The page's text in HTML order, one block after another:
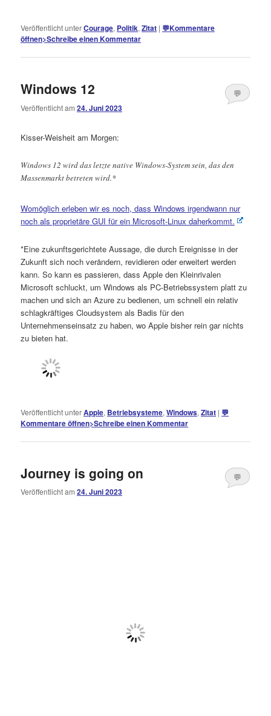
Veröffentlicht unterCourage, Politik,Zitat | 💬Kommentare
öffnen>Schreibe einen Kommentar
Windows 12
Veröffentlicht am24. Juni 2023
💬
Kisser-Weisheit am Morgen:
Windows 12 wird das letzte native Windows-System sein, das den
Massenmarkt betreten wird.*
Womöglich erleben wir es noch, dass Windows irgendwann nur
noch als proprietäre GUI für ein Microsoft-Linux daherkommt.
*Eine zukunftsgerichtete Aussage, die durch Ereignisse in der
Zukunft sich noch verändern, revidieren oder erweitert werden
kann. So kann es passieren, dass Apple den Kleinrivalen
Microsoft schluckt, um Windows als PC-Betriebssystem platt zu
machen und sich an Azure zu bedienen, um schnell ein relativ
schlagkräftiges Cloudsystem als Badis für den
Unternehmenseinsatz zu haben, wo Apple bisher rein gar nichts
zu bieten hat.
Veröffentlicht unterApple, Betriebsysteme,Windows,Zitat | 💬
Kommentare öffnen>Schreibe einen Kommentar
Journey is going on
Veröffentlicht am24. Juni 2023
💬